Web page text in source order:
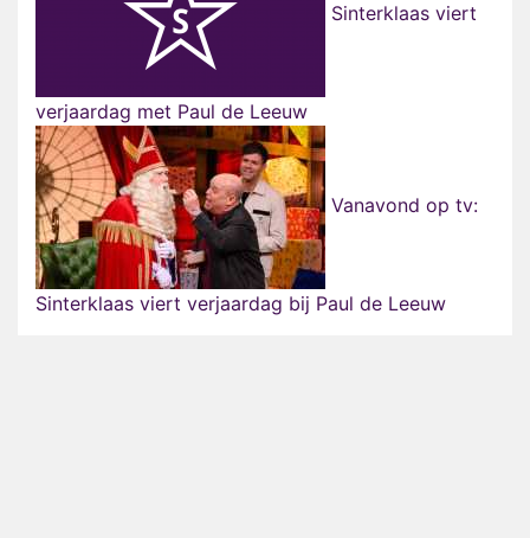
Sinterklaas viert
verjaardag met Paul de Leeuw
Vanavond op tv:
Sinterklaas viert verjaardag bij Paul de Leeuw